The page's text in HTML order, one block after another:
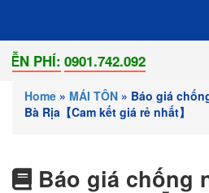
0901.742.092
Home » MÁI TÔN » Báo giá
Bà Rịa【Cam kết giá rẻ nhất】
Báo giá chống